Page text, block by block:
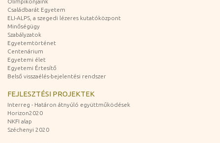
Családbarát Egyetem
ELI-ALPS, a szegedi lézeres kutatóközpont
Minőségügy
Szabályzatok
Egyetemtörténet
Centenárium
Egyetemi élet
Egyetemi Értesítő
Belső visszaélés-bejelentési rendszer
FEJLESZTÉSI PROJEKTEK
Interreg - Határon átnyúló együttműködések
Horizon2020
NKFI alap
Széchenyi 2020